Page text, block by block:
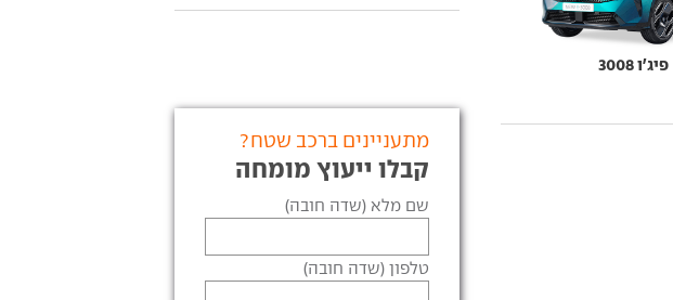
פיג'ו 3008
מתעניינים ברכב שטח?
קבלו ייעוץ מומחה
שם מלא (שדה חובה)
טלפון (שדה חובה)